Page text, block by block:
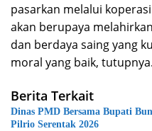
pasarkan melalui
akan berupaya
dan berdaya saing yang
moral yang baik,
Berita Terkait
Dinas PMD Bersama Bupati
Pilrio Serentak 2026